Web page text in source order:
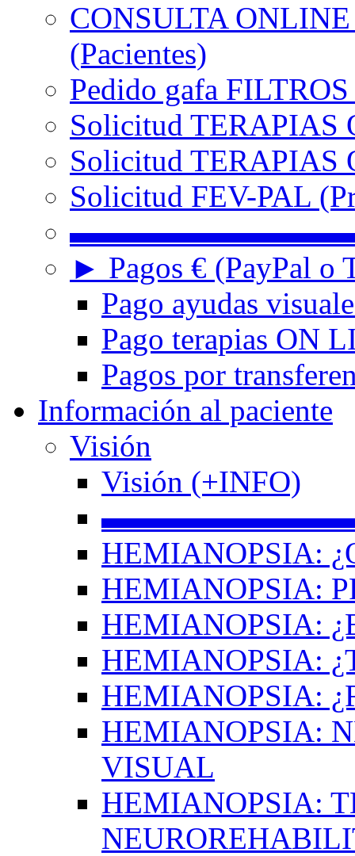
CONSULTA
(Pacientes)
Pedido gafa
Solicitud TERAPIAS
Solicitud TERAPIAS
Solicitud FEV-PAL
► Pagos € (PayPal o
Pago ayudas
Pago terapias ON
Pagos por
Información al paciente
Visión
Visión (+INFO)
HEMIANOPSIA:
HEMIANOPSIA:
HEMIANOPSIA:
HEMIANOPSIA:
HEMIANOPSIA:
HEMIANOPSIA:
VISUAL
HEMIANOPSIA: